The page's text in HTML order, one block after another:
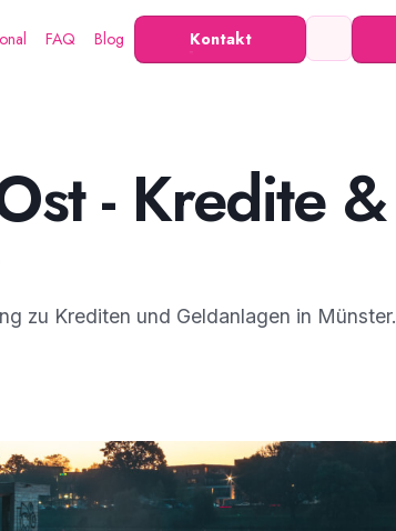
FAQ Blog Kontakt
- Kredite &
zu Krediten und Geldanlagen in Münster.